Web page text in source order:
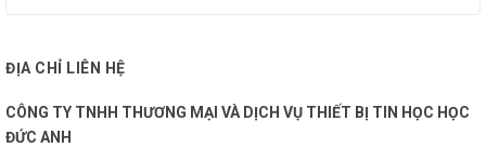
ĐỊA CHỈ LIÊN HỆ
CÔNG TY TNHH THƯƠNG MẠI VÀ DỊCH VỤ THIẾT BỊ TIN HỌC HỌC
ĐỨC ANH